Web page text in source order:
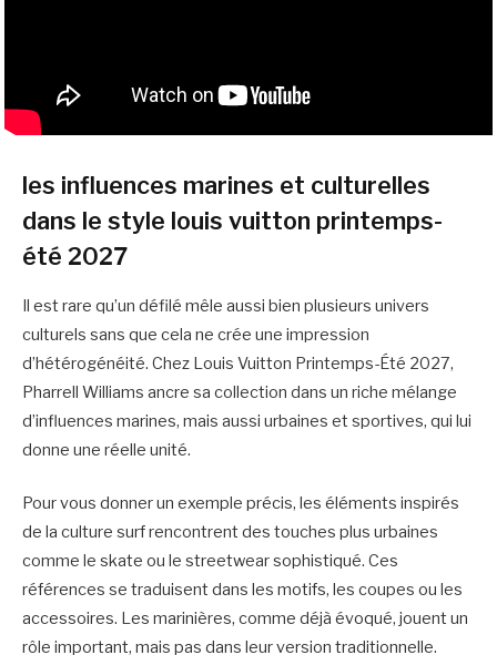
les influences marines et culturelles
dans le style louis vuitton printemps-
été 2027
Il est rare qu’un défilé mêle aussi bien plusieurs univers
culturels sans que cela ne crée une impression
d’hétérogénéité. Chez Louis Vuitton Printemps-Été 2027,
Pharrell Williams ancre sa collection dans un riche mélange
d’influences marines, mais aussi urbaines et sportives, qui lui
donne une réelle unité.
Pour vous donner un exemple précis, les éléments inspirés
de la culture surf rencontrent des touches plus urbaines
comme le skate ou le streetwear sophistiqué. Ces
références se traduisent dans les motifs, les coupes ou les
accessoires. Les marinières, comme déjà évoqué, jouent un
rôle important, mais pas dans leur version traditionnelle.